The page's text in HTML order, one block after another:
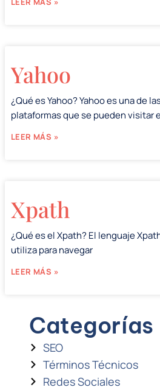
Yahoo
¿Qué es Yahoo? Yahoo es una de
plataformas que se pueden visitar
LEER MÁS »
Xpath
¿Qué es el Xpath? El lenguaje
utiliza para navegar
LEER MÁS »
Categorías
SEO
Términos Técnicos
Redes Sociales